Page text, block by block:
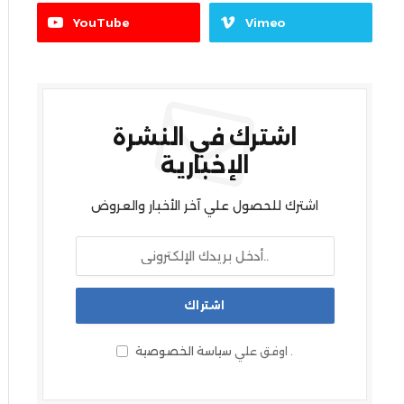
YouTube Vimeo
اشترك في النشرة
الإخبارية
اشترك للحصول علي آخر الأخبار والعروض
اوفق علي سياسة الخصوصية .